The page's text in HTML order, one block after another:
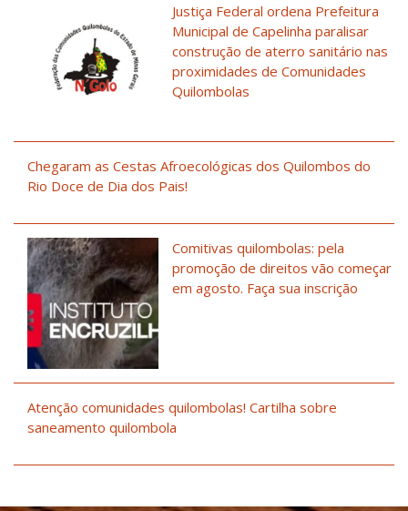
Justiça Federal ordena Prefeitura
Municipal de Capelinha paralisar
construção de aterro sanitário nas
proximidades de Comunidades
Quilombolas
Chegaram as Cestas Afroecológicas dos Quilombos do
Rio Doce de Dia dos Pais!
Comitivas quilombolas: pela
promoção de direitos vão começar
em agosto. Faça sua inscrição
Atenção comunidades quilombolas! Cartilha sobre
saneamento quilombola